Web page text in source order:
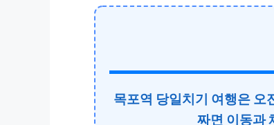
목포역 당일치기 여행은 오
짜면 이동과